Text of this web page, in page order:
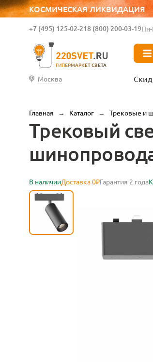
КОСМИЧЕСКАЯ ЛИКВИДАЦИЯ
ГИПЕРМАРКЕТ СВЕТА
+7 (495) 125-02-218 (800) 200-03-19
Москва
Главная → Каталог → Трековые и
Трековый
шинопровода
В наличииДоставка 0₽Гарантия 2 года